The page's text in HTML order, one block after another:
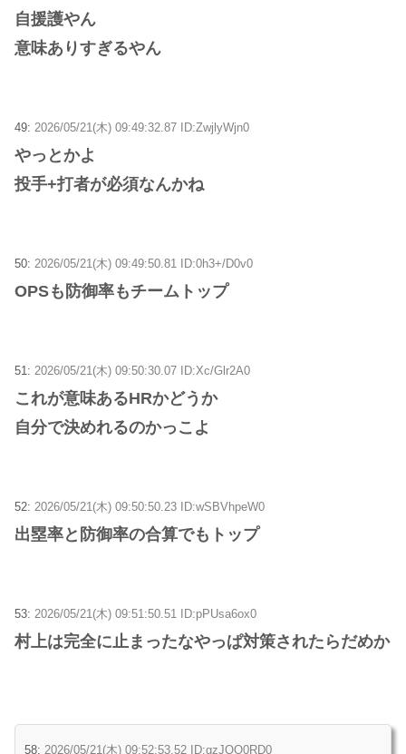
自援護やん
意味ありすぎるやん
49: 2026/05/21(木) 09:49:32.87 ID:ZwjlyWjn0
やっとかよ
投手+打者が必須なんかね
50: 2026/05/21(木) 09:49:50.81 ID:0h3+/D0v0
OPSも防御率もチームトップ
51: 2026/05/21(木) 09:50:30.07 ID:Xc/Glr2A0
これが意味あるHRかどうか
自分で決めれるのかっこよ
52: 2026/05/21(木) 09:50:50.23 ID:wSBVhpeW0
出塁率と防御率の合算でもトップ
53: 2026/05/21(木) 09:51:50.51 ID:pPUsa6ox0
村上は完全に止まったなやっぱ対策されたらだめか
58: 2026/05/21(木) 09:52:53.52 ID:gzJQO0RD0